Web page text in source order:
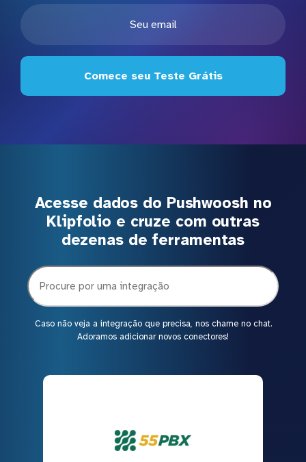
Comece seu Teste Grátis
Acesse dados do Pushwoosh no
Klipfolio e cruze com outras
dezenas de ferramentas
Caso não veja a integração que precisa, nos chame no chat.
Adoramos adicionar novos conectores!